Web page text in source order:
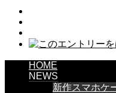
HOME
NEWS
新作スマホケ